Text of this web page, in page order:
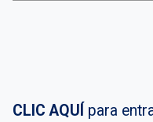
CLIC AQUÍ para